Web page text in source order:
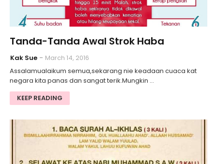
Tanda-Tanda Awal Strok Haba
Kak Sue
March 14, 2016
Assalamualaikum semua,sekarang nie keadaan cuaca kat
negara kita panas dan sangat terik.Mungkin …
KEEP READING